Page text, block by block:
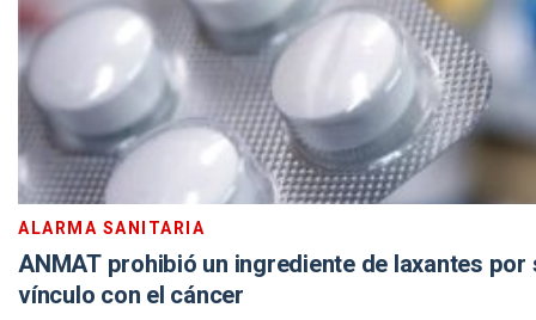
ALARMA SANITARIA
ANMAT prohibió un ingrediente de laxantes por
vínculo con el cáncer